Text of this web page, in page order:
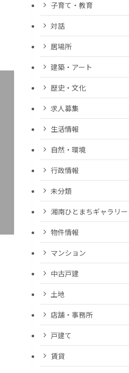
子育て・教育
対話
居場所
建築・アート
歴史・文化
求人募集
生活情報
自然・環境
行政情報
未分類
湘南ひとまちギャラリー
物件情報
マンション
中古戸建
土地
店舗・事務所
戸建て
賃貸